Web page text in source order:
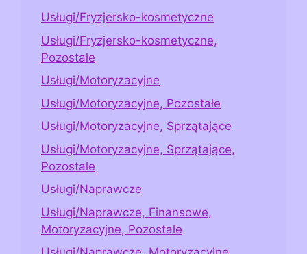
Usługi/Fryzjersko-kosmetyczne
Usługi/Fryzjersko-kosmetyczne,
Pozostałe
Usługi/Motoryzacyjne
Usługi/Motoryzacyjne, Pozostałe
Usługi/Motoryzacyjne, Sprzątające
Usługi/Motoryzacyjne, Sprzątające,
Pozostałe
Usługi/Naprawcze
Usługi/Naprawcze, Finansowe,
Motoryzacyjne, Pozostałe